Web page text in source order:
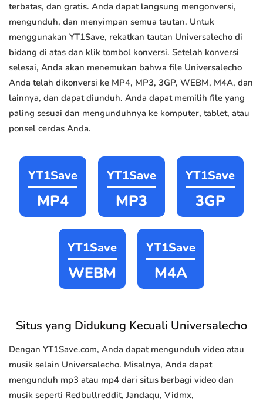
terbatas, dan gratis. Anda dapat langsung mengonversi,
mengunduh, dan menyimpan semua tautan. Untuk
menggunakan YT1Save, rekatkan tautan Universalecho di
bidang di atas dan klik tombol konversi. Setelah konversi
selesai, Anda akan menemukan bahwa file Universalecho
Anda telah dikonversi ke MP4, MP3, 3GP, WEBM, M4A, dan
lainnya, dan dapat diunduh. Anda dapat memilih file yang
paling sesuai dan mengunduhnya ke komputer, tablet, atau
ponsel cerdas Anda.
YT1Save
MP4
YT1Save
MP3
YT1Save
3GP
YT1Save
WEBM
YT1Save
M4A
Situs yang Didukung Kecuali Universalecho
Dengan YT1Save.com, Anda dapat mengunduh video atau
musik selain Universalecho. Misalnya, Anda dapat
mengunduh mp3 atau mp4 dari situs berbagi video dan
musik seperti Redbullreddit, Jandaqu, Vidmx,